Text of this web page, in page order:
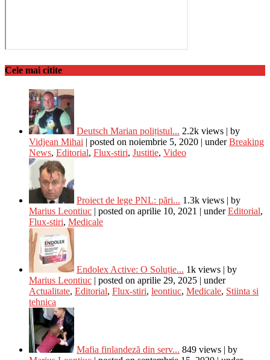
Cele mai citite
Deutsch Marian polițistul... 2.2k views | by
Vidjean Mihai | posted on noiembrie 5, 2020 | underBreaking
News, Editorial, Flux-stiri, Justitie, Video
Proiect de lege PNL: pări... 1.3k views | by
Marius Leontiuc | posted on aprilie 10, 2021 | underEditorial,
Flux-stiri, Medicale
Endolex Active: O Soluție... 1k views | by
Marius Leontiuc | posted on aprilie 29, 2025 | under
Actualitate, Editorial, Flux-stiri, leontiuc, Medicale, Stiinta si
tehnica
Mafia finlandeză din serv... 849 views | by